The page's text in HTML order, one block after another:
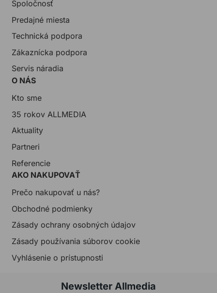
Spoločnosť
Predajné miesta
Technická podpora
Zákaznícka podpora
Servis náradia
O NÁS
Kto sme
35 rokov ALLMEDIA
Aktuality
Partneri
Referencie
AKO NAKUPOVAŤ
Prečo nakupovať u nás?
Obchodné podmienky
Zásady ochrany osobných údajov
Zásady používania súborov cookie
Vyhlásenie o prístupnosti
Newsletter Allmedia